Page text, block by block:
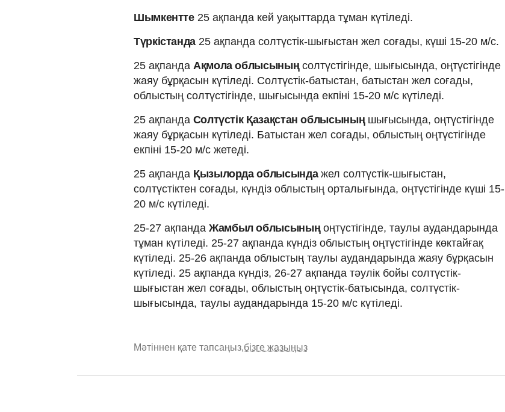
Шымкентте25 ақпанда кей уақыттарда тұман күтіледі.
Түркістанда 25 ақпанда солтүстік-шығыстан жел соғады, күші 15-20 м/с.
25 ақпанда Ақмола облысының солтүстігінде, шығысында, оңтүстігінде
жаяу бұрқасын күтіледі. Солтүстік-батыстан, батыстан жел соғады,
облыстың солтүстігінде, шығысында екпіні 15-20 м/с күтіледі.
25 ақпанда Солтүстік Қазақстан облысыныңшығысында, оңтүстігінде
жаяу бұрқасын күтіледі. Батыстан жел соғады, облыстың оңтүстігінде
екпіні 15-20 м/с жетеді.
25 ақпанда Қызылорда облысында жел солтүстік-шығыстан,
солтүстіктен соғады, күндіз облыстың орталығында, оңтүстігінде күші 15-
20 м/с күтіледі.
25-27 ақпанда Жамбыл облысыныңоңтүстігінде, таулы аудандарында
тұман күтіледі. 25-27 ақпанда күндіз облыстың оңтүстігінде көктайғақ
күтіледі. 25-26 ақпанда облыстың таулы аудандарында жаяу бұрқасын
күтіледі. 25 ақпанда күндіз, 26-27 ақпанда тәулік бойы солтүстік-
шығыстан жел соғады, облыстың оңтүстік-батысында, солтүстік-
шығысында, таулы аудандарында 15-20 м/с күтіледі.
Мәтіннен қате тапсаңыз,бізге жазыңыз